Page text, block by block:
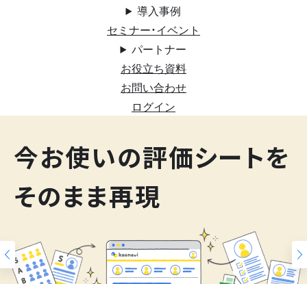
導入事例
セミナー・イベント
パートナー
お役立ち資料
お問い合わせ
ログイン
200
スキルマップ
今お使いの評価シートを
そのまま再現